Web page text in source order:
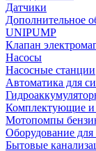
Датчики
Дополнительное
UNIPUMP
Клапан
Насосы
Насосные станции
Автоматика для
Комплектующие и
Мотопомпы
Оборудование
Бытовые